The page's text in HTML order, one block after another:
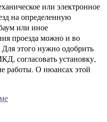
или электронное
на определенную
или иное
проезда можно и во
этого нужно одобрить
согласовать установку,
работы. О нюансах этой